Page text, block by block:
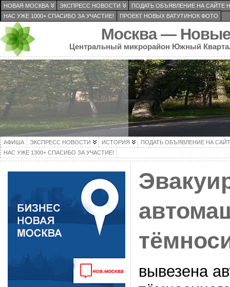
НОВАЯ МОСКВА ЭКСПРЕСС НОВОСТИ
ПОДАТЬ ОБЪЯВЛЕНИЕ НА САЙТЕ
НАС УЖЕ 1000+ СПАСИБО ЗА УЧАСТИЕ!
ПРОЕКТ НОВЫХ ВАТУТИНОК ФОТО
Москва — Новые
Центральный микрорайон Южный
АФИША ЭКСПРЕСС НОВОСТИ ИСТОРИЯ
ПОДАТЬ ОБЪЯВЛЕНИЕ НА
НАС УЖЕ 1300+ СПАСИБО ЗА УЧАСТИЕ!
вывезена